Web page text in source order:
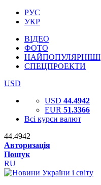
РУС
УКР
ВІДЕО
ФОТО
НАЙПОПУЛЯРНІШІ
СПЕЦПРОЕКТИ
USD
USD 44.4942
EUR 51.3366
Всі курси валют
44.4942
Авторизація
Пошук
RU